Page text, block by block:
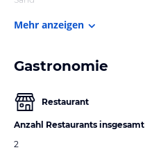
Mehr anzeigen
Gastronomie
Restaurant
Anzahl Restaurants insgesamt
2